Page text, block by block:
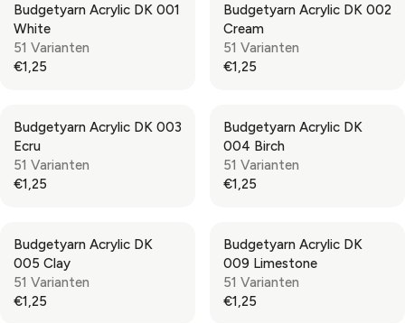
Budgetyarn Acrylic DK 001
White
51 Varianten
R
U
L
A
R
I
C
E
€
€1,25
Budgetyarn Acrylic DK 002
Cream
51 Varianten
R
U
L
A
R
I
C
E
€
€1,25
Budgetyarn Acrylic DK 003
Ecru
51 Varianten
R
U
L
A
R
€1,25
Budgetyarn Acrylic DK
004 Birch
51 Varianten
R
U
L
A
R
€1,25
Budgetyarn Acrylic DK
005 Clay
51 Varianten
R
€1,25
Budgetyarn Acrylic DK
009 Limestone
51 Varianten
R
€1,25